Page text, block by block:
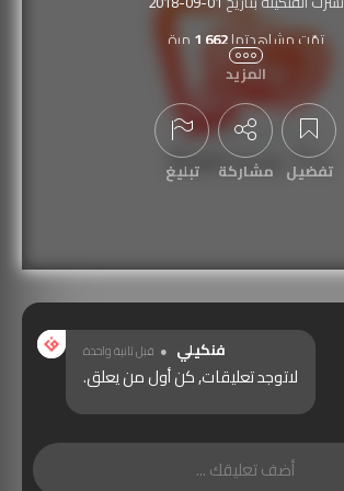
تمّت مشاهدتها1,662 مرة
المزيد
تفضيل مشاركة تبليغ
فنكيلي قبل ثانية واحدة
لاتوجد تعليقات, كن أول من يعلق.